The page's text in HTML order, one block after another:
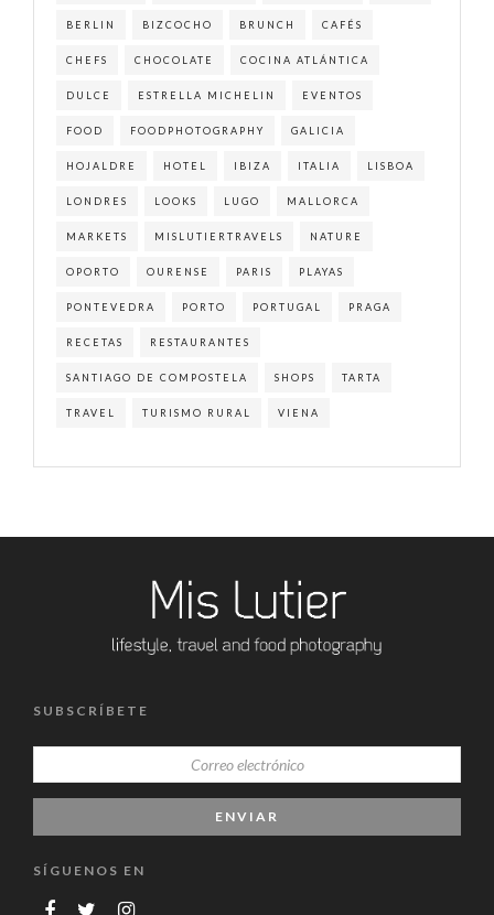
BERLIN BIZCOCHO BRUNCH CAFÉS
CHEFS CHOCOLATE COCINA ATLÁNTICA
DULCE ESTRELLA MICHELIN EVENTOS
FOOD FOODPHOTOGRAPHY GALICIA
HOJALDRE HOTEL IBIZA ITALIA LISBOA
LONDRES LOOKS LUGO MALLORCA
MARKETS MISLUTIERTRAVELS NATURE
OPORTO OURENSE PARIS PLAYAS
PONTEVEDRA PORTO PORTUGAL PRAGA
RECETAS RESTAURANTES
SANTIAGO DE COMPOSTELA SHOPS TARTA
TRAVEL TURISMO RURAL VIENA
SUBSCRÍBETE
SÍGUENOS EN